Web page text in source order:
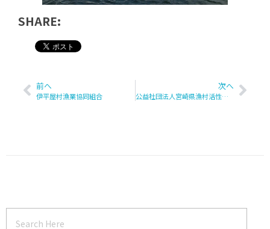
SHARE:
前へ
伊平屋村漁業協同組合
次へ
公益社団法人宮崎県漁村活性化推進機構